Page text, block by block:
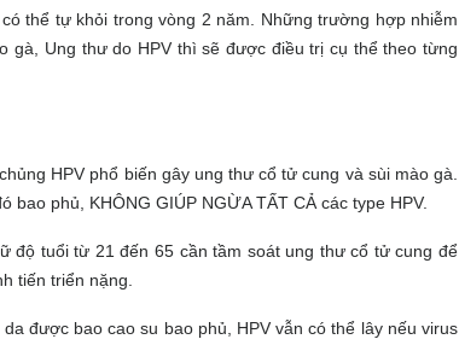
thể tự khỏi trong vòng 2 năm. Những trường hợp nhiễm
gà, Ung thư do HPV thì sẽ được điều trị cụ thể theo từng
HPV phổ biến gây ung thư cổ tử cung và sùi mào gà.
bao phủ, KHÔNG GIÚP NGỪA TẤT CẢ các type HPV.
độ tuổi từ 21 đến 65 cần tầm soát ung thư cổ tử cung để
tiến triển nặng.
được bao cao su bao phủ, HPV vẫn có thể lây nếu virus